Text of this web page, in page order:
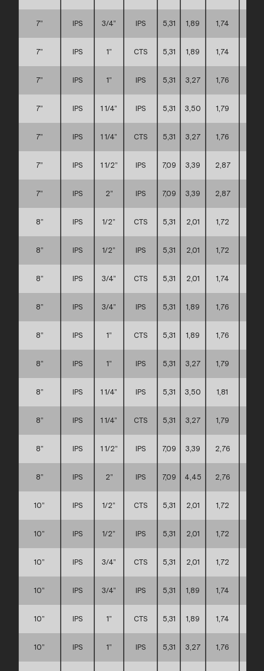
7” IPS 3/4” IPS 5,31 1,89 1,74
7” IPS 1” CTS 5,31 1,89 1,74
7” IPS 1” IPS 5,31 3,27 1,76
7” IPS 1 1/4” IPS 5,31 3,50 1,79
7” IPS 1 1/4” CTS 5,31 3,27 1,76
7” IPS 1 1/2” IPS 7,09 3,39 2,87
7” IPS 2” IPS 7,09 3,39 2,87
8” IPS 1/2” CTS 5,31 2,01 1,72
8” IPS 1/2” IPS 5,31 2,01 1,72
8” IPS 3/4” CTS 5,31 2,01 1,74
8” IPS 3/4” IPS 5,31 1,89 1,76
8” IPS 1” CTS 5,31 1,89 1,76
8” IPS 1” IPS 5,31 3,27 1,79
8” IPS 1 1/4” IPS 5,31 3,50 1,81
8” IPS 1 1/4” CTS 5,31 3,27 1,79
8” IPS 1 1/2” IPS 7,09 3,39 2,76
8” IPS 2” IPS 7,09 4,45 2,76
10” IPS 1/2” CTS 5,31 2,01 1,72
10” IPS 1/2” IPS 5,31 2,01 1,72
10” IPS 3/4” CTS 5,31 2,01 1,72
10” IPS 3/4” IPS 5,31 1,89 1,74
10” IPS 1” CTS 5,31 1,89 1,74
10” IPS 1” IPS 5,31 3,27 1,76